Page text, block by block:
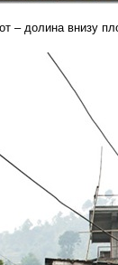
– долина внизу